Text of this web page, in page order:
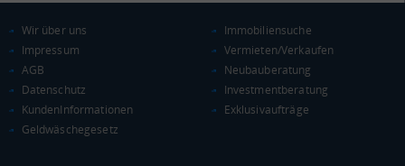
KAUFKRAFT
Euro pro Kopf
Wir über uns
Impressum
AGB
Datenschutz
KundenInformationen
Geldwäschegesetz
Immobiliensuche
Vermieten/Verkaufen
Neubauberatung
Investmentberatung
Exklusivaufträge